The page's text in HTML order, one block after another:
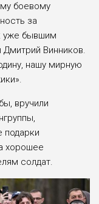
боевому
за
уже бывшим
Дмитрий Винников.
нашу мирную
вручили
подарки
хорошее
солдат.